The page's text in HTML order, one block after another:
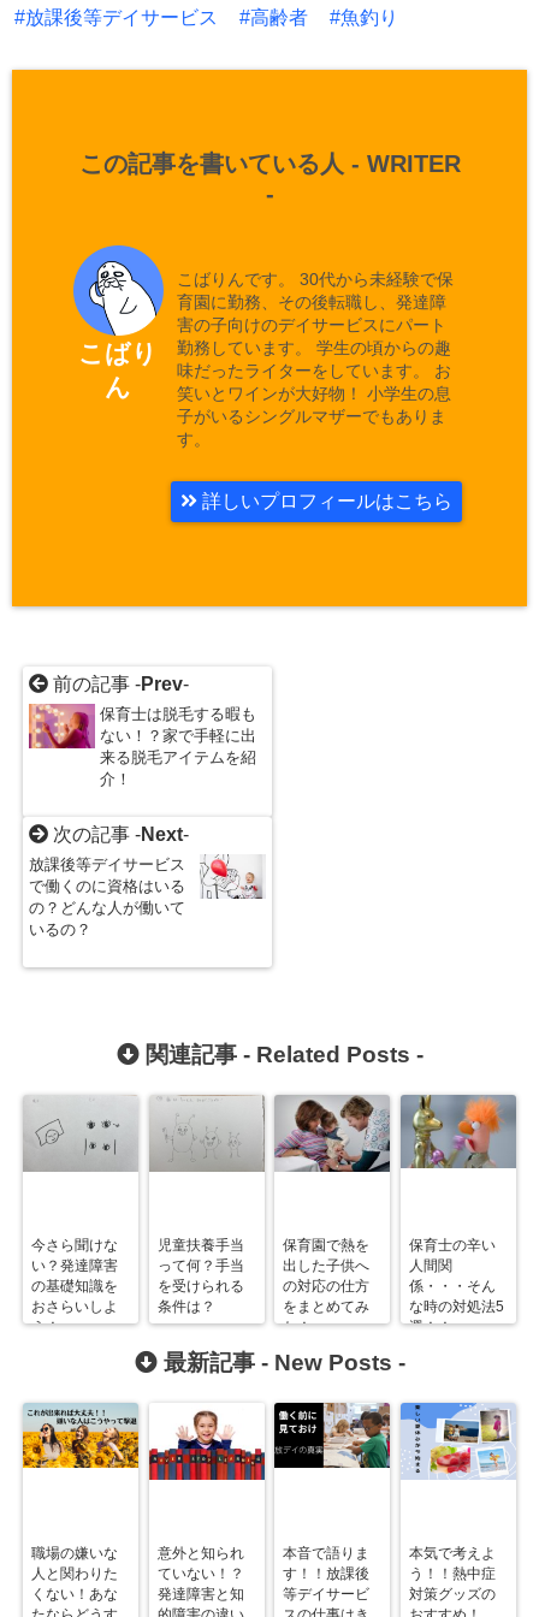
放課後等デイサービス 高齢者 魚釣り
この記事を書いている人 - WRITER
-
こばり
ん
こばりんです。 30代から未経験で保
育園に勤務、その後転職し、発達障
害の子向けのデイサービスにパート
勤務しています。 学生の頃からの趣
味だったライターをしています。 お
笑いとワインが大好物！ 小学生の息
子がいるシングルマザーでもありま
す。
詳しいプロフィールはこちら
前の記事 -Prev-
保育士は脱毛する暇も
ない！？家で手軽に出
来る脱毛アイテムを紹
介！
次の記事 -Next-
放課後等デイサービス
で働くのに資格はいる
の？どんな人が働いて
いるの？
関連記事 - Related Posts -
今さら聞けな
い？発達障害
の基礎知識を
おさらいしよ
う！
児童扶養手当
って何？手当
を受けられる
条件は？
保育園で熱を
出した子供へ
の対応の仕方
をまとめてみ
た！
保育士の辛い
人間関
係・・・そん
な時の対処法5
選！！
最新記事 - New Posts -
職場の嫌いな
人と関わりた
くない！あな
意外と知られ
ていない！？
発達障害と知
本音で語りま
す！！放課後
等デイサービ
本気で考えよ
う！！熱中症
対策グッズの